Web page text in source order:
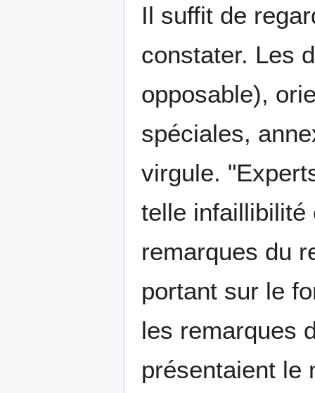
Il suffit de
constater. Les
opposable),
spéciales,
virgule.
telle infaillibilité
remarques du
portant sur le
les remarques
présentaient le